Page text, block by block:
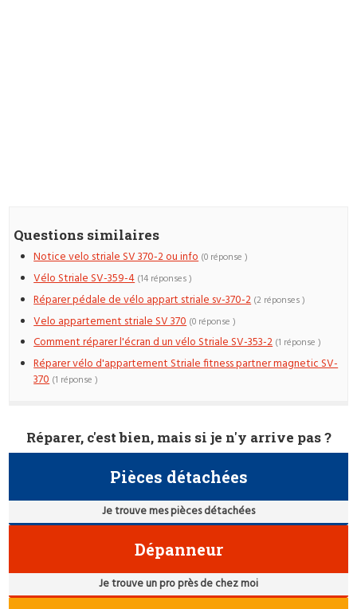
Questions similaires
Notice velo striale SV 370-2 ou info (0 réponse )
Vélo Striale SV-359-4 (14 réponses )
Réparer pédale de vélo appart striale sv-370-2 (2 réponses )
Velo appartement striale SV 370 (0 réponse )
Comment réparer l'écran d un vélo Striale SV-353-2 (1 réponse )
Réparer vélo d'appartement Striale fitness partner magnetic SV-
370 (1 réponse )
Réparer, c'est bien, mais si je n'y arrive pas ?
Pièces détachées
Je trouve mes pièces détachées
Dépanneur
Je trouve un pro près de chez moi